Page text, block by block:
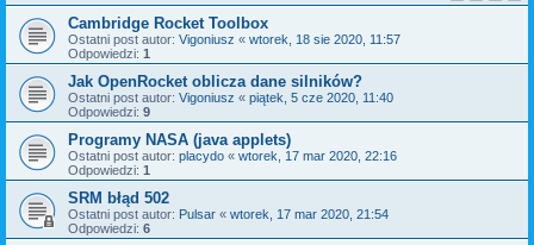
Cambridge Rocket Toolbox
Ostatni post autor: Vigoniusz « wtorek, 18 sie 2020, 11:57
Odpowiedzi: 1
Jak OpenRocket oblicza dane silników?
Ostatni post autor: Vigoniusz « piątek, 5 cze 2020, 11:40
Odpowiedzi: 9
Programy NASA (java applets)
Ostatni post autor: placydo « wtorek, 17 mar 2020, 22:16
Odpowiedzi: 1
SRM błąd 502
Ostatni post autor: Pulsar « wtorek, 17 mar 2020, 21:54
Odpowiedzi: 6